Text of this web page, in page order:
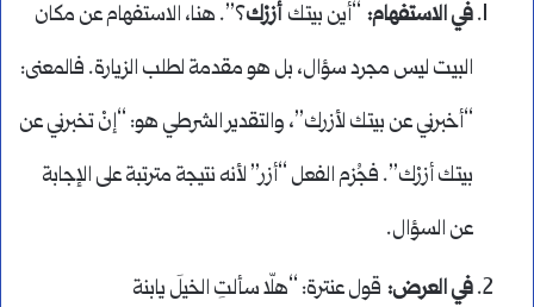
في الاستفهام: “أين بيتكأزرْك؟”. هنا، الاستفهام عن مكان
البيت ليس مجرد سؤال، بل هو مقدمة لطلب الزيارة. فالمعنى:
“أخبرني عن بيتك لأزرك”، والتقدير الشرطي هو: “إنْ تخبرني عن
بيتك أزرْك”. فجُزم الفعل “أزر” لأنه نتيجة مترتبة على الإجابة
عن السؤال.
في العرض: قول عنترة: “هلّا سألتِ الخيلَ يابنة